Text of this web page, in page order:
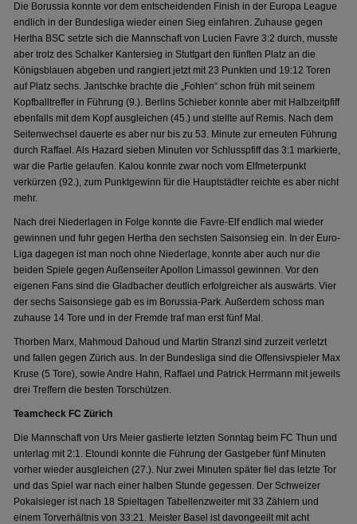
Die Borussia konnte vor dem entscheidenden Finish in der Europa League
endlich in der Bundesliga wieder einen Sieg einfahren. Zuhause gegen
Hertha BSC setzte sich die Mannschaft von Lucien Favre 3:2 durch, musste
aber trotz des Schalker Kantersieg in Stuttgart den fünften Platz an die
Königsblauen abgeben und rangiert jetzt mit 23 Punkten und 19:12 Toren
auf Platz sechs. Jantschke brachte die „Fohlen“ schon früh mit seinem
Kopfballtreffer in Führung (9.). Berlins Schieber konnte aber mit Halbzeitpfiff
ebenfalls mit dem Kopf ausgleichen (45.) und stellte auf Remis. Nach dem
Seitenwechsel dauerte es aber nur bis zu 53. Minute zur erneuten Führung
durch Raffael. Als Hazard sieben Minuten vor Schlusspfiff das 3:1 markierte,
war die Partie gelaufen. Kalou konnte zwar noch vom Elfmeterpunkt
verkürzen (92.), zum Punktgewinn für die Hauptstädter reichte es aber nicht
mehr.
Nach drei Niederlagen in Folge konnte die Favre-Elf endlich mal wieder
gewinnen und fuhr gegen Hertha den sechsten Saisonsieg ein. In der Euro-
Liga dagegen ist man noch ohne Niederlage, konnte aber auch nur die
beiden Spiele gegen Außenseiter Apollon Limassol gewinnen. Vor den
eigenen Fans sind die Gladbacher deutlich erfolgreicher als auswärts. Vier
der sechs Saisonsiege gab es im Borussia-Park. Außerdem schoss man
zuhause 14 Tore und in der Fremde traf man erst fünf Mal.
Thorben Marx, Mahmoud Dahoud und Martin Stranzl sind zurzeit verletzt
und fallen gegen Zürich aus. In der Bundesliga sind die Offensivspieler Max
Kruse (5 Tore), sowie Andre Hahn, Raffael und Patrick Herrmann mit jeweils
drei Treffern die besten Torschützen.
Teamcheck FC Zürich
Die Mannschaft von Urs Meier gastierte letzten Sonntag beim FC Thun und
unterlag mit 2:1. Etoundi konnte die Führung der Gastgeber fünf Minuten
vorher wieder ausgleichen (27.). Nur zwei Minuten später fiel das letzte Tor
und das Spiel war nach einer halben Stunde gegessen. Der Schweizer
Pokalsieger ist nach 18 Spieltagen Tabellenzweiter mit 33 Zählern und
einem Torverhältnis von 33:21. Meister Basel ist davongeeilt mit acht